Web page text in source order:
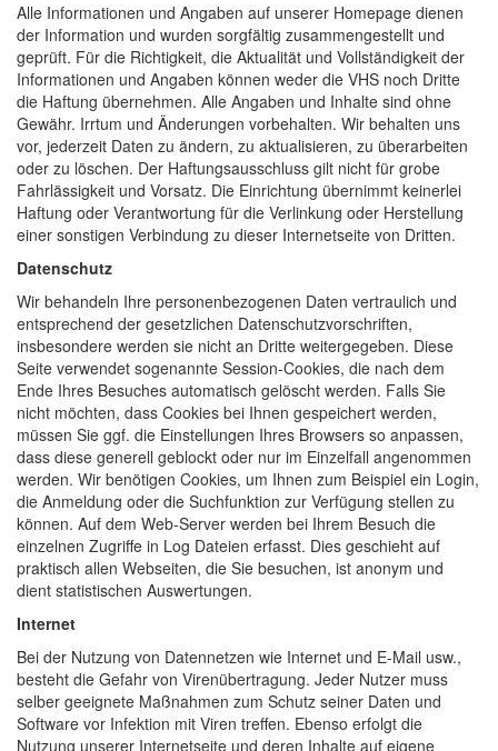
Alle Informationen und Angaben auf unserer Homepage dienen
der Information und wurden sorgfältig zusammengestellt und
geprüft. Für die Richtigkeit, die Aktualität und Vollständigkeit der
Informationen und Angaben können weder die VHS noch Dritte
die Haftung übernehmen. Alle Angaben und Inhalte sind ohne
Gewähr. Irrtum und Änderungen vorbehalten. Wir behalten uns
vor, jederzeit Daten zu ändern, zu aktualisieren, zu überarbeiten
oder zu löschen. Der Haftungsausschluss gilt nicht für grobe
Fahrlässigkeit und Vorsatz. Die Einrichtung übernimmt keinerlei
Haftung oder Verantwortung für die Verlinkung oder Herstellung
einer sonstigen Verbindung zu dieser Internetseite von Dritten.
Datenschutz
Wir behandeln Ihre personenbezogenen Daten vertraulich und
entsprechend der gesetzlichen Datenschutzvorschriften,
insbesondere werden sie nicht an Dritte weitergegeben. Diese
Seite verwendet sogenannte Session-Cookies, die nach dem
Ende Ihres Besuches automatisch gelöscht werden. Falls Sie
nicht möchten, dass Cookies bei Ihnen gespeichert werden,
müssen Sie ggf. die Einstellungen Ihres Browsers so anpassen,
dass diese generell geblockt oder nur im Einzelfall angenommen
werden. Wir benötigen Cookies, um Ihnen zum Beispiel ein Login,
die Anmeldung oder die Suchfunktion zur Verfügung stellen zu
können. Auf dem Web-Server werden bei Ihrem Besuch die
einzelnen Zugriffe in Log Dateien erfasst. Dies geschieht auf
praktisch allen Webseiten, die Sie besuchen, ist anonym und
dient statistischen Auswertungen.
Internet
Bei der Nutzung von Datennetzen wie Internet und E-Mail usw.,
besteht die Gefahr von Virenübertragung. Jeder Nutzer muss
selber geeignete Maßnahmen zum Schutz seiner Daten und
Software vor Infektion mit Viren treffen. Ebenso erfolgt die
Nutzung unserer Internetseite und deren Inhalte auf eigene